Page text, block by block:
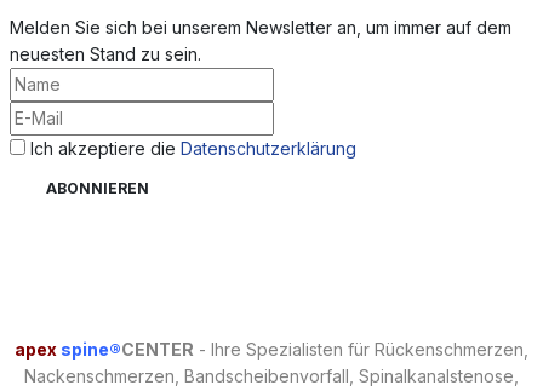
Melden Sie sich bei unserem Newsletter an, um immer auf dem
neuesten Stand zu sein.
Ich akzeptiere die Datenschutzerklärung
apex spine®CENTER - Ihre Spezialisten für Rückenschmerzen,
Nackenschmerzen, Bandscheibenvorfall, Spinalkanalstenose,